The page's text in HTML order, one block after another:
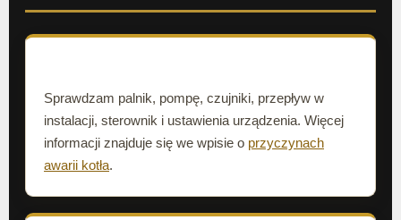
Sprawdzam palnik, pompę, czujniki, przepływ w
instalacji, sterownik i ustawienia urządzenia. Więcej
informacji znajduje się we wpisie o przyczynach
awarii kotła.